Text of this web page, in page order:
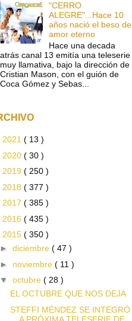
"CERRO
ALEGRE"...Hace 10
años nació el beso de
amor eterno
Hace una decada
atrás canal 13 emitía una teleserie
muy llamativa, bajo la dirección de
Cristian Mason, con el guión de
Coca Gómez y Sebas...
2021 ( 13 )
2020 ( 30 )
2019 ( 250 )
2018 ( 377 )
2017 ( 385 )
2016 ( 435 )
2015 ( 350 )
► diciembre ( 47 )
► noviembre ( 11 )
▼ octubre ( 28 )
EL OCTUBRE QUE NOS DEJA
STEFFI MÉNDEZ SE INTEGRÓ
A PRÓXIMA TELESERIE DE